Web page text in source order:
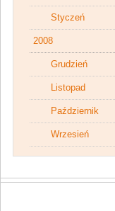
Styczeń
2008
Grudzień
Listopad
Październik
Wrzesień